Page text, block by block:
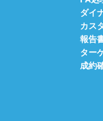
ダイ
カス
報告
ター
成約